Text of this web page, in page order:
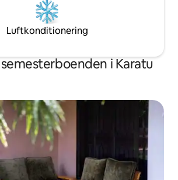
Luftkonditionering
i Karatu